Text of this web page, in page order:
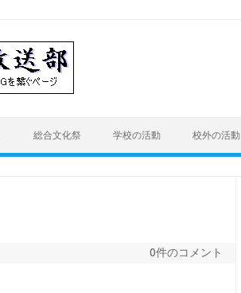
総合文化祭 学校の活動 校外の活動
0件のコメント